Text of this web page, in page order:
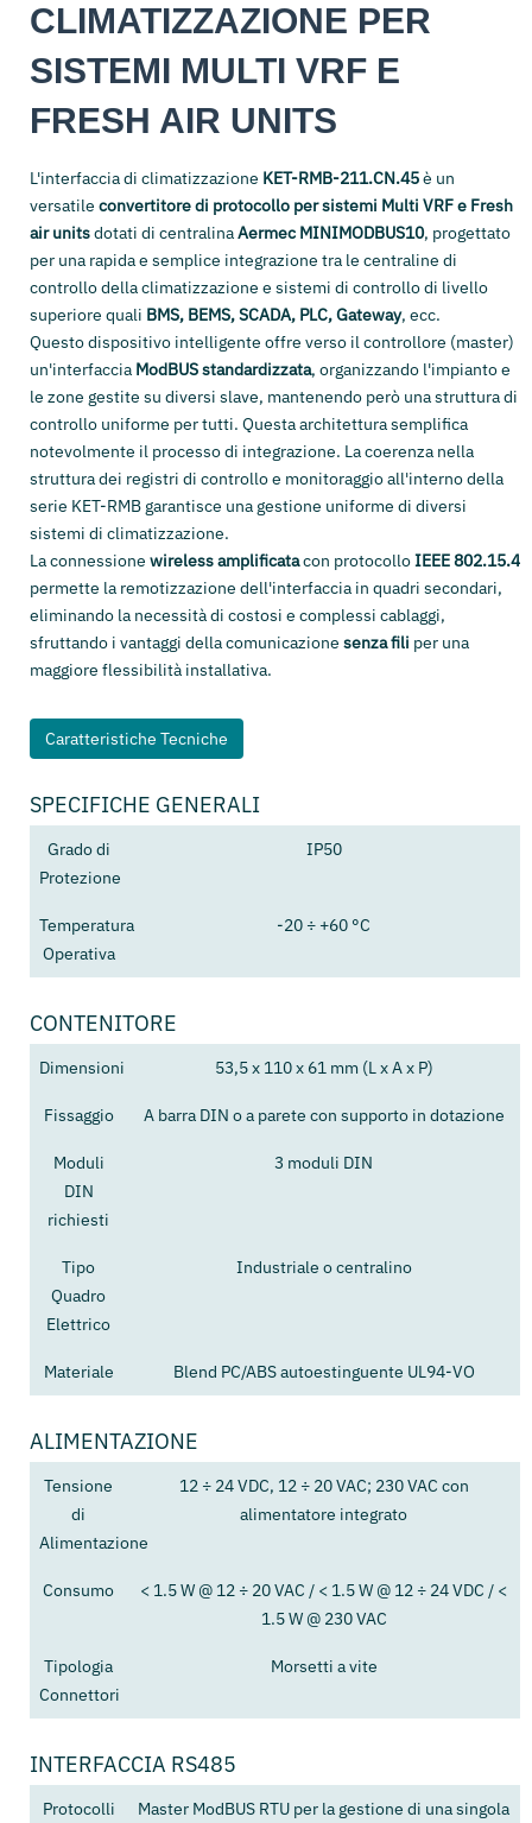
CLIMATIZZAZIONE PER
SISTEMI MULTI VRF E
FRESH AIR UNITS
L'interfaccia di climatizzazione KET-RMB-211.CN.45è un
versatile convertitore di protocollo per sistemi Multi VRF e Fresh
air unitsdotati di centralinaAermec MINIMODBUS10, progettato
per una rapida e semplice integrazione tra le centraline di
controllo della climatizzazione e sistemi di controllo di livello
superiore quali BMS, BEMS, SCADA, PLC, Gateway, ecc.
Questo dispositivo intelligente offre verso il controllore (master)
un'interfaccia ModBUS standardizzata, organizzando l'impianto e
le zone gestite su diversi slave, mantenendo però una struttura di
controllo uniforme per tutti. Questa architettura semplifica
notevolmente il processo di integrazione. La coerenza nella
struttura dei registri di controllo e monitoraggio all'interno della
serie KET-RMB garantisce una gestione uniforme di diversi
sistemi di climatizzazione.
La connessione wireless amplificatacon protocolloIEEE 802.15.4
permette la remotizzazione dell'interfaccia in quadri secondari,
eliminando la necessità di costosi e complessi cablaggi,
sfruttando i vantaggi della comunicazione senza fili per una
maggiore flessibilità installativa.
Caratteristiche Tecniche
SPECIFICHE GENERALI
Grado di
Protezione
IP50
Temperatura
Operativa
-20 ÷ +60 °C
CONTENITORE
Dimensioni 53,5 x 110 x 61 mm (L x A x P)
Fissaggio A barra DIN o a parete con supporto in dotazione
Moduli
DIN
richiesti
3 moduli DIN
Tipo
Quadro
Elettrico
Industriale o centralino
Materiale Blend PC/ABS autoestinguente UL94-VO
ALIMENTAZIONE
Tensione
di
Alimentazione
12 ÷ 24 VDC, 12 ÷ 20 VAC; 230 VAC con
alimentatore integrato
Consumo
< 1.5 W @ 12 ÷ 20 VAC / < 1.5 W @ 12 ÷ 24 VDC / <
1.5 W @ 230 VAC
Tipologia
Connettori
Morsetti a vite
INTERFACCIA RS485
Protocolli Master ModBUS RTU per la gestione di una singola